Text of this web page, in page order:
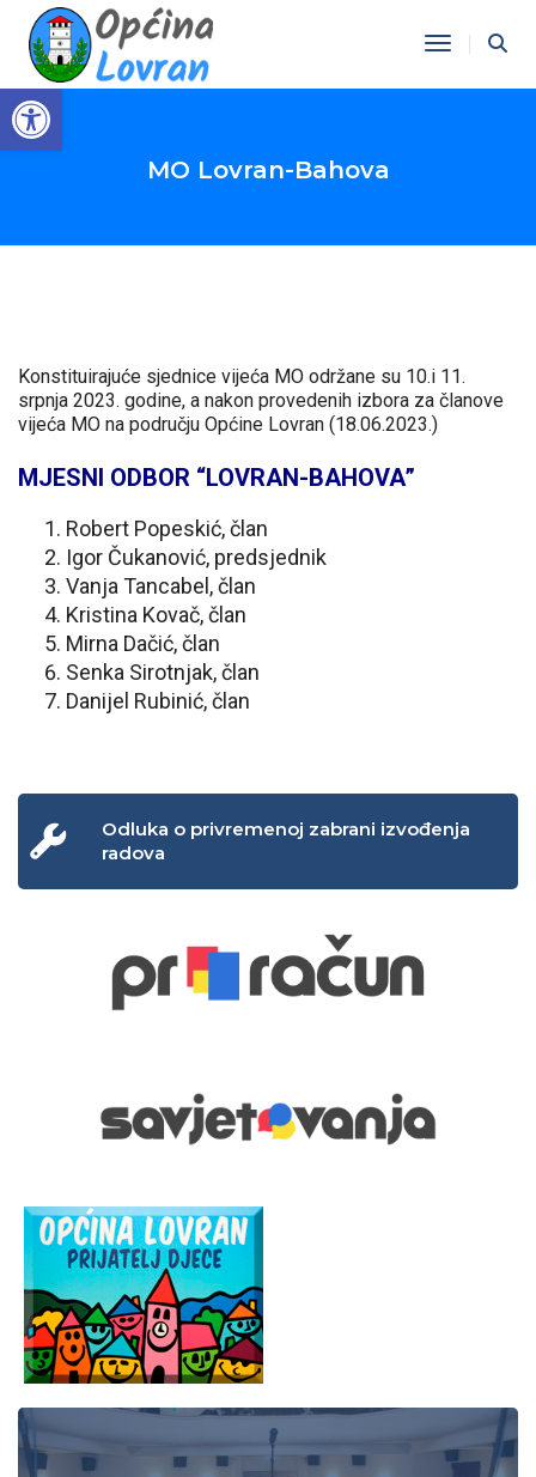
Open toolbar
Toggle
MO Lovran-Bahova
Konstituirajuće sjednice vijeća MO održane su 10.i 11.
srpnja 2023. godine, a nakon provedenih izbora za članove
vijeća MO na području Općine Lovran (18.06.2023.)
MJESNI ODBOR “LOVRAN-BAHOVA”
Robert Popeskić, član
Igor Čukanović, predsjednik
Vanja Tancabel, član
Kristina Kovač, član
Mirna Dačić, član
Senka Sirotnjak, član
Danijel Rubinić, član
Odluka o privremenoj zabrani izvođenja
radova